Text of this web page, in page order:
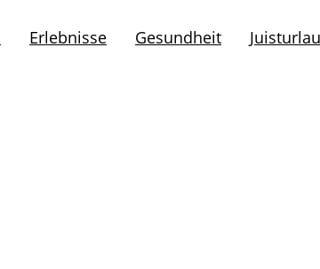
Erlebnisse Gesundheit